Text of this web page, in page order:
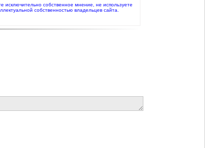
исключительно собственное мнение, не используете
собственностью владельцев сайта.